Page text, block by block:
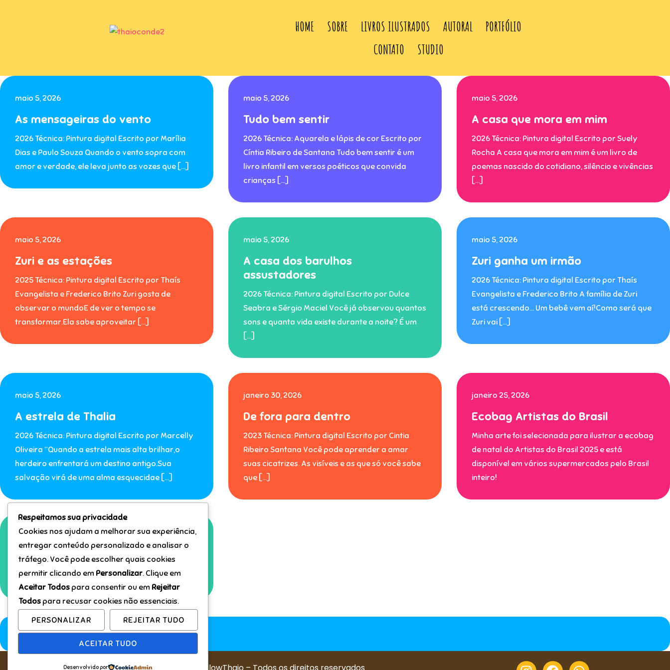
HOME SOBRE LIVROS ILUSTRADOS AUTORAL
PORTFÓLIO
CONTATO
STUDIO
maio 5, 2026
As mensageiras do vento
2026 Técnica: Pintura digital Escrito por Marília
Dias e Paulo Souza Quando o vento sopra com
amor e verdade, ele leva junto as vozes que […]
maio 5, 2026
Tudo bem sentir
2026 Técnica: Aquarela e lápis de cor Escrito por
Cíntia Ribeiro de Santana Tudo bem sentir é um
livro infantil em versos poéticos que convida
crianças […]
maio 5, 2026
A casa que mora em mim
2026 Técnica: Pintura digital Escrito por Suely
Rocha A casa que mora em mim é um livro de
poemas nascido do cotidiano, silêncio e vivências
[…]
maio 5, 2026
Zuri e as estações
2025 Técnica: Pintura digital Escrito por Thaís
Evangelista e Frederico Brito Zuri gosta de
observar o mundoE de ver o tempo se
transformar.Ela sabe aproveitar […]
maio 5, 2026
A casa dos barulhos
assustadores
2026 Técnica: Pintura digital Escrito por Dulce
Seabra e Sérgio Maciel Você já observou quantos
sons e quanta vida existe durante a noite? É um
[…]
maio 5, 2026
Zuri ganha um irmão
2026 Técnica: Pintura digital Escrito por Thaís
Evangelista e Frederico Brito A família de Zuri
está crescendo… Um bebê vem aí!Como será que
Zuri vai […]
maio 5, 2026
A estrela de Thalia
2026 Técnica: Pintura digital Escrito por Marcelly
Oliveira “Quando a estrela mais alta brilhar,o
herdeiro enfrentará um destino antigo.Sua
salvação virá de uma alma esquecidae […]
janeiro 30, 2026
De fora para dentro
2023 Técnica: Pintura digital Escrito por Cintia
Ribeiro Santana Você pode aprender a amar
suas cicatrizes. As visíveis e as que só você sabe
que […]
janeiro 25, 2026
Ecobag Artistas do Brasil
Minha arte foi selecionada para ilustrar a ecobag
de natal do Artistas do Brasil 2025 e está
disponível em vários supermercados pelo Brasil
inteiro!
janeiro 16, 2026
Onitiras
Tirinhas autorais feitas em 2018
Publicações mais antigas
Respeitamos sua privacidade
Cookies nos ajudam a melhorar sua experiência,
entregar conteúdo personalizado e analisar o
tráfego. Você pode escolher quais cookies
permitir clicando em Personalizar. Clique em
Aceitar Todos para consentir ou em Rejeitar
Todos para recusar cookies não essenciais.
PERSONALIZAR
REJEITAR TUDO
ACEITAR TUDO
Desenvolvido por